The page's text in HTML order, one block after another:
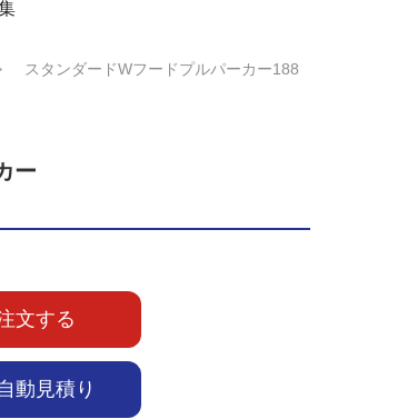
スタンダードWフードプルパーカー188
ー
文する
動見積り